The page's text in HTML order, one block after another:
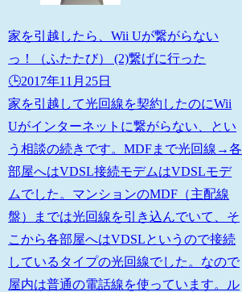
家を引越したら、Wii Uが繋がらない
っ！（ふたたび） (2)繋げに行った
🕒️2017年11月25日
家を引越して光回線を契約したのにWii
Uがインターネットに繋がらない、とい
う相談の続きです。MDFまで光回線→各
部屋へはVDSL接続モデムはVDSLモデ
ムでした。マンションのMDF（主配線
盤）までは光回線を引き込んでいて、そ
こから各部屋へはVDSLというので接続
しているタイプの光回線でした。なので
屋内は普通の電話線を使っています。ル